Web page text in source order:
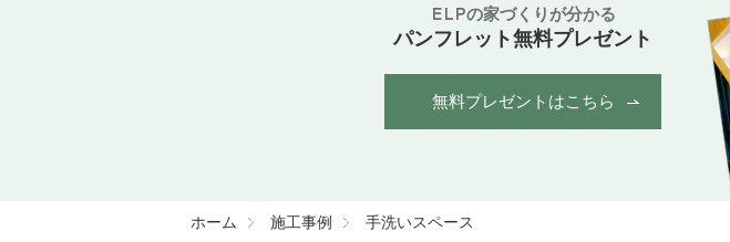
ELPの家づくりが分かる
パンフレット無料プレゼント
無料プレゼントはこちら
ホーム 施工事例 手洗いスペース